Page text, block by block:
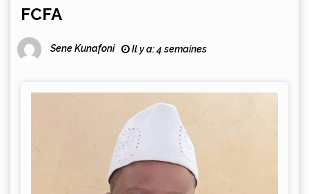
FCFA
Sene Kunafoni Il y a: 4 semaines